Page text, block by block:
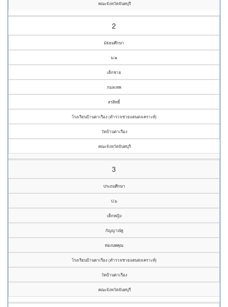
คณะจังหวัดจันทบุรี
2
มัธยมศึกษา
ม.๒
เด็กชาย
กมลเทพ
สรสิทธิ์
โรงเรียนบ้านตาเรือง (ตำรวจชายแดนสงเคราะห์)
วัดบ้านตาเรือง
คณะจังหวัดจันทบุรี
3
ประถมศึกษา
ป.๖
เด็กหญิง
กัญญาณัฐ
ทองนพคุณ
โรงเรียนบ้านตาเรือง (ตำรวจชายแดนสงเคราะห์)
วัดบ้านตาเรือง
คณะจังหวัดจันทบุรี